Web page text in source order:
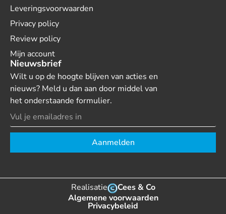
Leveringsvoorwaarden
Privacy policy
Review policy
Mijn account
Nieuwsbrief
Wilt u op de hoogte blijven van acties en
nieuws? Meld u dan aan door middel van
het onderstaande formulier.
Aanmelden
Realisatie
Cees & Co
Algemene voorwaarden
Privacybeleid